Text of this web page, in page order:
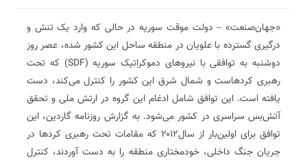
«جهان‌صنعت» – دولت موقت سوریه در حالی که وارد یک تنش و
درگیری گسترده با علویان در منطقه ساحل این کشور شده، عصر روز
دوشنبه به توافقی با نیروهای دموکراتیک سوریه (SDF) که تحت
رهبری کردهاست و شمال شرق این کشور را کنترل می‌کند، دست
یافته است. این توافق شامل ادغام این گروه در ارتش ملی و تحقق
آتش‌بس سراسری در کشور می‌شود. به گزارش روزنامه گاردین، این
توافق برای اولین‌بار از سال۲۰۱۲ که مقامات تحت رهبری کردها در
جریان جنگ داخلی، خودمختاری منطقه را به دست آوردند، کنترل